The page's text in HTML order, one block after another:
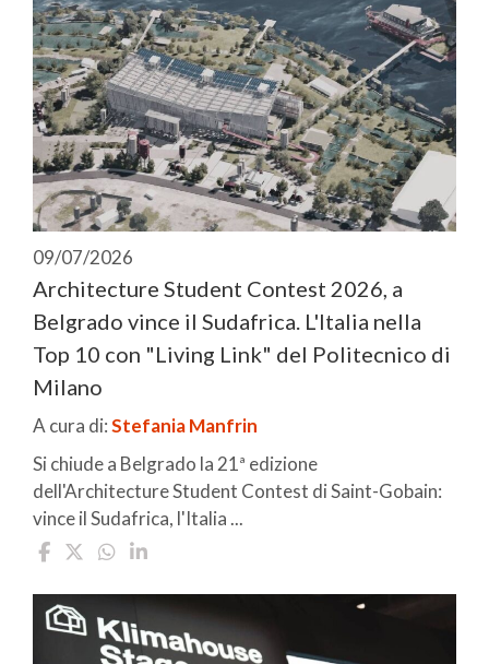
09/07/2026
Architecture Student Contest 2026, a
Belgrado vince il Sudafrica. L'Italia nella
Top 10 con "Living Link" del Politecnico di
Milano
A cura di:Stefania Manfrin
Si chiude a Belgrado la 21ª edizione
dell'Architecture Student Contest di Saint-Gobain:
vince il Sudafrica, l'Italia ...